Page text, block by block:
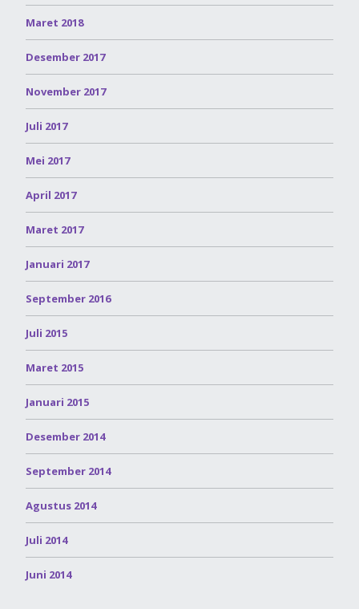
Maret 2018
Desember 2017
November 2017
Juli 2017
Mei 2017
April 2017
Maret 2017
Januari 2017
September 2016
Juli 2015
Maret 2015
Januari 2015
Desember 2014
September 2014
Agustus 2014
Juli 2014
Juni 2014